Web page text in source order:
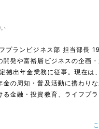
プランビジネス部 担当部長
開発や富裕層ビジネスの企画・
拠出年金業務に従事。現在は
金の周知・普及活動に携わり
る金融・投資教育、ライフプ